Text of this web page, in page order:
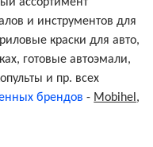
и инструментов для
краски для авто,
готовые автоэмали,
и пр. всех
брендов - Mobihel ,